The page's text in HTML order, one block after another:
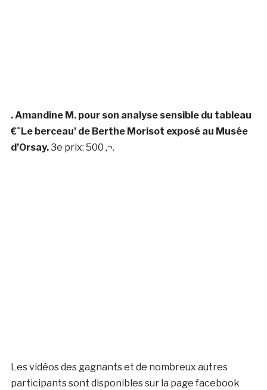
. Amandine M. pour son analyse sensible du tableau
€˜Le berceau’ de Berthe Morisot exposé au Musée
d’Orsay.3e prix: 500 ‚¬.
Les vidéos des gagnants et de nombreux autres
participants sont disponibles sur la page facebook